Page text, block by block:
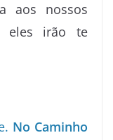
aos nossos
eles irão te
No Caminho